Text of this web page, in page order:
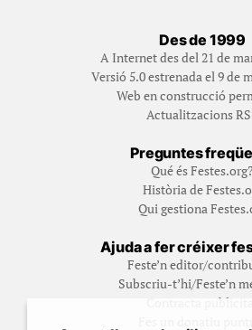
Des de 1999
A Internet des del 21 de
Versió 5.0 estrenada el 9 de
Web en construcció
Actualitzacions
Preguntes
Qué és Festes.org?
Història de
Qui gestiona
Ajuda a fer créixer
Feste’n editor/
Subscriu-t’hi/Feste’n
Contracta publicitat